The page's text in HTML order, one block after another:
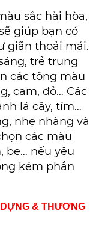
sắc hài hòa,
giúp bạn có
giãn thoải mái.
trẻ trung
các tông màu
cam, đỏ… Các
lá cây, tím…
nhẹ nhàng và
các màu
be… nếu yêu
kém phần
& THƯƠNG